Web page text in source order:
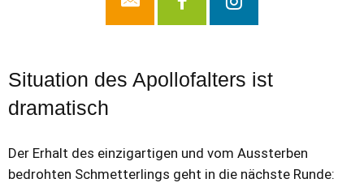
Situation des Apollofalters ist
dramatisch
Der Erhalt des einzigartigen und vom Aussterben
bedrohten Schmetterlings geht in die nächste Runde: